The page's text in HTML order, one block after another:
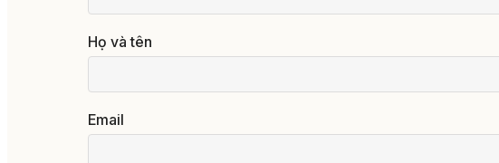
Họ và tên
Email